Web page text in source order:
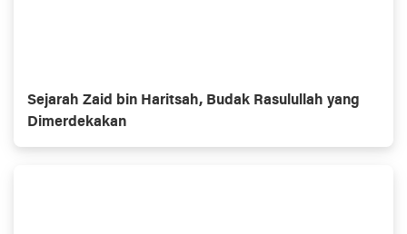
Sejarah Zaid bin Haritsah, Budak Rasulullah yang
Dimerdekakan